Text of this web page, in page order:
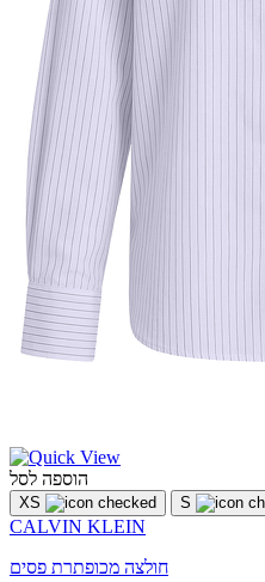
הוספה לסל
XS S
CALVIN KLEIN
חולצה מכופתרת פסים